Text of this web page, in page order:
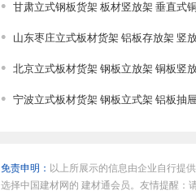
甘肃立式钢板货架 板材竖放架 垂直式
山东枣庄立式板材货架 铝板存放架 竖
北京立式板材货架 钢板立放架 铜板竖
宁波立式板材货架 钢板立式架 铝板抽
免责申明： 以上所展示的信息由企业自行提
选择中国建材网的 建材通会员。友情提醒：